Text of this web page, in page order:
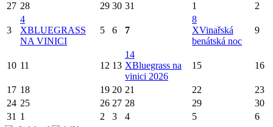
27 28 29 30 31 1 2
3
4
XBLUEGRASS
NA VINICI
5 6 7
8
XVinařská
benátská noc
9
10 11 12 13
14
XBluegrass na
vinici 2026
15 16
17 18 19 20 21 22
23
24 25 26 27 28 29
30
31 1 2 3 4 5 6